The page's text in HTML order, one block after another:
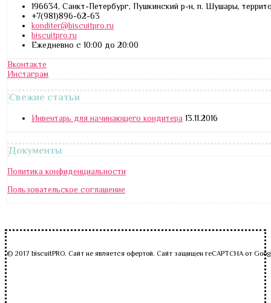
196634, Санкт-Петербург, Пушкинский р-н, п. Шушары,
+7(981)896-62-63
konditer@biscuitpro.ru
biscuitpro.ru
Ежедневно с 10:00 до 20:00
Вконтакте
Инстаграм
Свежие статьи
Инвентарь для начинающего кондитера 13.11.2016
Документы
Политика конфиденциальности
Пользовательское соглашение
© 2017 biscuitPRO. Сайт не является офертой. Сайт защищен reCAPTCHA от